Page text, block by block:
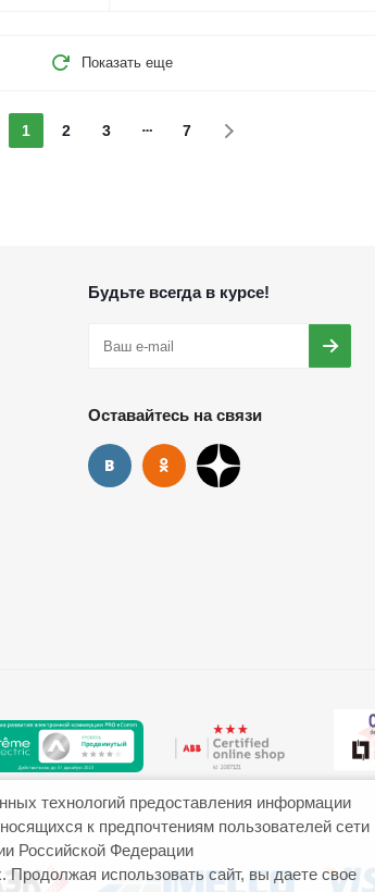
Показать еще
1 2 3 7
Будьте всегда в курсе!
Оставайтесь на связи
технологий предоставления информации
к предпочтениям пользователей сети
Российской Федерации
использовать сайт, вы даете свое